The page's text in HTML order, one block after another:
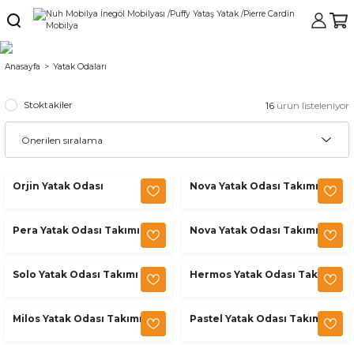
Anasayfa Yatak Odaları
Stoktakiler 16 ürün listeleniyor
Orjin Yatak Odası Nova Yatak Odası Takımı
Pera Yatak Odası Takımı Nova Yatak Odası Takımı
Solo Yatak Odası Takımı Hermos Yatak Odası Takımı
Milos Yatak Odası Takımı Pastel Yatak Odası Takımı